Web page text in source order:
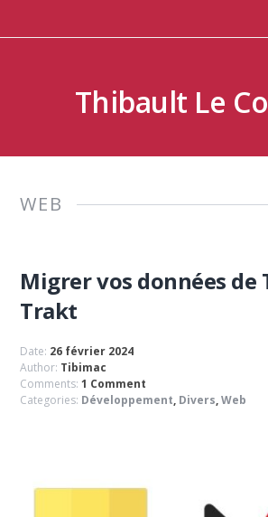
Thibault Le
WEB
Migrer vos données de
Trakt
Date: 26 février 2024
Author: Tibimac
Comments:1 Comment
Categories: Développement, Divers,Web